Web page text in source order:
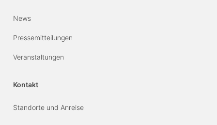
News
Pressemitteilungen
Veranstaltungen
Kontakt
Standorte und Anreise